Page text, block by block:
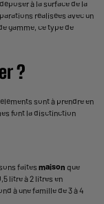
à la surface de la
réalisées avec un
de gamme, ce type de
?
sont à prendre en
font la disctinction
faites maison que
litre à 2 litres en
à une famille de 3 à 4